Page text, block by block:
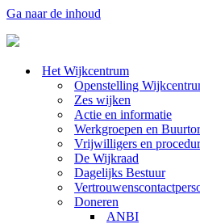
Ga naar de inhoud
Het Wijkcentrum
Openstelling
Zes wijken
Actie en informatie
Werkgroepen en
Vrijwilligers en
De Wijkraad
Dagelijks Bestuur
Doneren
ANBI